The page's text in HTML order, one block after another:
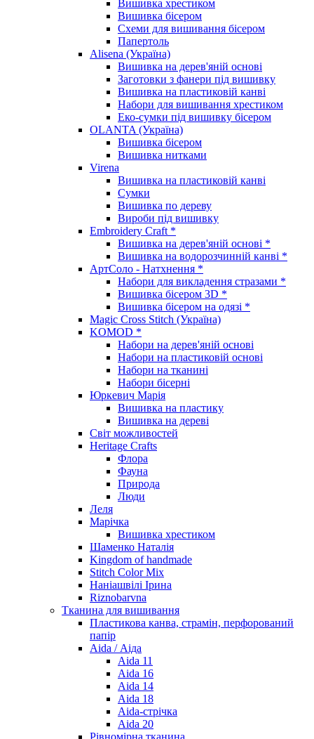
Вишивка хрестиком
Вишивка бісером
Схеми для вишивання бісером
Папертоль
Alisena (Україна)
Вишивка на дерев'яній основі
Заготовки з фанери під вишивку
Вишивка на пластиковій канві
Набори для вишивання хрестиком
Еко-сумки під вишивку бісером
OLANTA (Україна)
Вишивка бісером
Вишивка нитками
Virena
Вишивка на пластиковій канві
Сумки
Вишивка по дереву
Вироби під вишивку
Embroidery Craft *
Вишивка на дерев'яній основі *
Вишивка на водорозчинній канві *
АртСоло - Натхнення *
Набори для викладення стразами *
Вишивка бісером 3D *
Вишивка бісером на одязі *
Magic Cross Stitch (Україна)
KOMOD *
Набори на дерев'яній основі
Набори на пластиковій основі
Набори на тканині
Набори бісерні
Юркевич Марія
Вишивка на пластику
Вишивка на дереві
Світ можливостей
Heritage Crafts
Флора
Фауна
Природа
Люди
Леля
Марічка
Вишивка хрестиком
Шаменко Наталія
Kingdom of handmade
Stitch Color Mix
Наніашвілі Ірина
Riznobarvna
Тканина для вишивання
Пластикова канва, страмін, перфорований
папір
Aida / Аіда
Aida 11
Aida 16
Aida 14
Aida 18
Aida-стрічка
Aida 20
Рівномірна тканина